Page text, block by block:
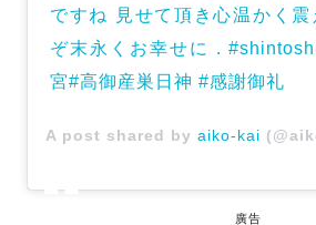
ですね 見せて頂き心温かく震
ぞ末永くお幸せに .
宮#高御産巣日神 #感謝御礼
A post shared by aiko-kai
廣告